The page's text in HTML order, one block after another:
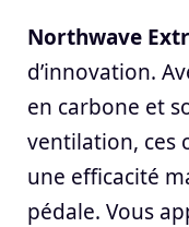
Northwave
d’innovation.
en carbone et
ventilation, ces
une efficacité
pédale. Vous